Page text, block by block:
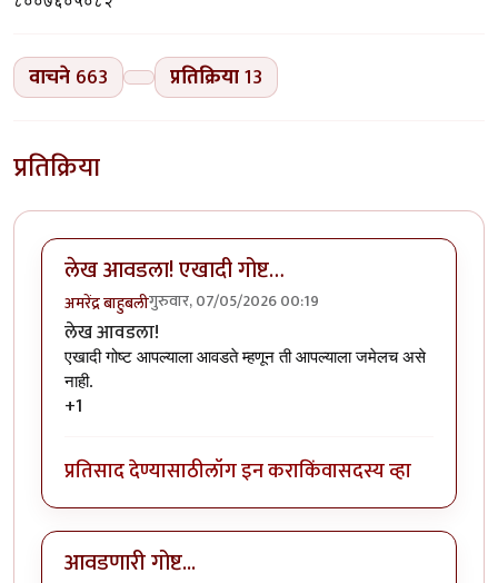
वाचने 663 प्रतिक्रिया13
प्रतिक्रिया
लेख आवडला! एखादी गोष्ट…
अमरेंद्र बाहुबलीगुरुवार, 07/05/2026 00:19
लेख आवडला!
एखादी गोष्ट आपल्याला आवडते म्हणून ती आपल्याला जमेलच असे
नाही.
+1
प्रतिसाद देण्यासाठीलॉग इन कराकिंवासदस्य व्हा
आवडणारी गोष्ट...